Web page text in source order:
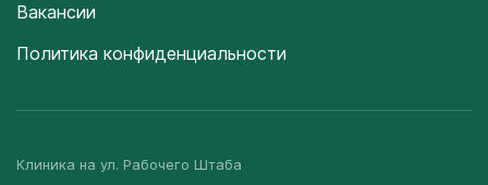
Вакансии
Политика конфиденциальности
Клиника на ул. Рабочего Штаба